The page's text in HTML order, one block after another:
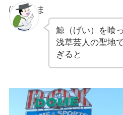
ぽちゃま
鯨（げい）を喰
浅草芸人の聖地
ぎると